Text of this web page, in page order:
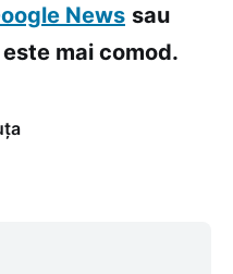
News sau
mai comod.